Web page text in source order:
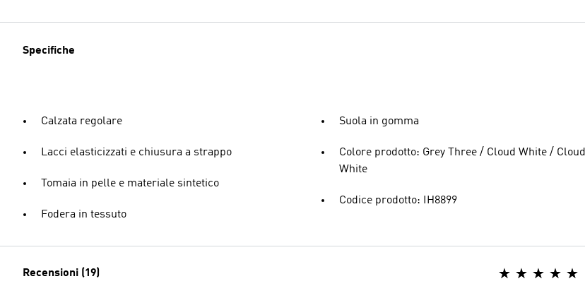
Specifiche
Calzata regolare
Lacci elasticizzati e chiusura a strappo
Tomaia in pelle e materiale sintetico
Fodera in tessuto
Suola in gomma
Colore prodotto: Grey Three / Cloud White / Cloud
White
Codice prodotto: IH8899
Recensioni (19)